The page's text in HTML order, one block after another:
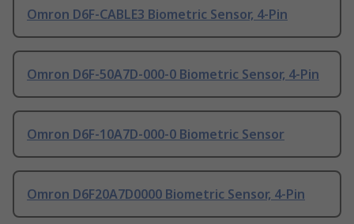
Omron D6F-CABLE3 Biometric Sensor, 4-Pin
Omron D6F-50A7D-000-0 Biometric Sensor, 4-Pin
Omron D6F-10A7D-000-0 Biometric Sensor
Omron D6F20A7D0000 Biometric Sensor, 4-Pin